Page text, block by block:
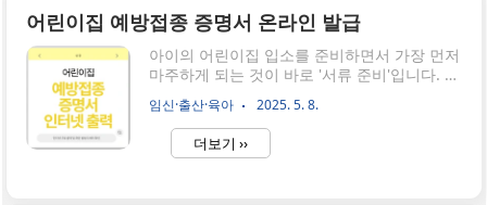
명: 제17회 두산 매치플레이 챔피언십일정:
2025년 5월 14일(수) ~ 18일(일)장소: 라데나
컨트리클럽, 강원도 춘천총상금: 10억 원우승
상금: 2억 5천만 원중계: SBS Golf, SBS Golf
KLPGA 정규투어에서 단 하나뿐인 매치플레이
어린이집 예방접종 증명서 온라인 발급
아이의 어린이집 입소를 준비하면서 가장 먼저
마주하게 되는 것이 바로 '서류 준비'입니다. 특
히 예방접종 증명서는 필수 제출 서류로, 제때
제출하지 않으면 입소가 지연되거나 거부될 수
있어 많은 부모님들이 신경을 쓰는 부분이죠.
다행히도 요즘은 병원이나 보건소에 직접 가지
임신·출산·육아 2025. 5. 8.
더보기 ››